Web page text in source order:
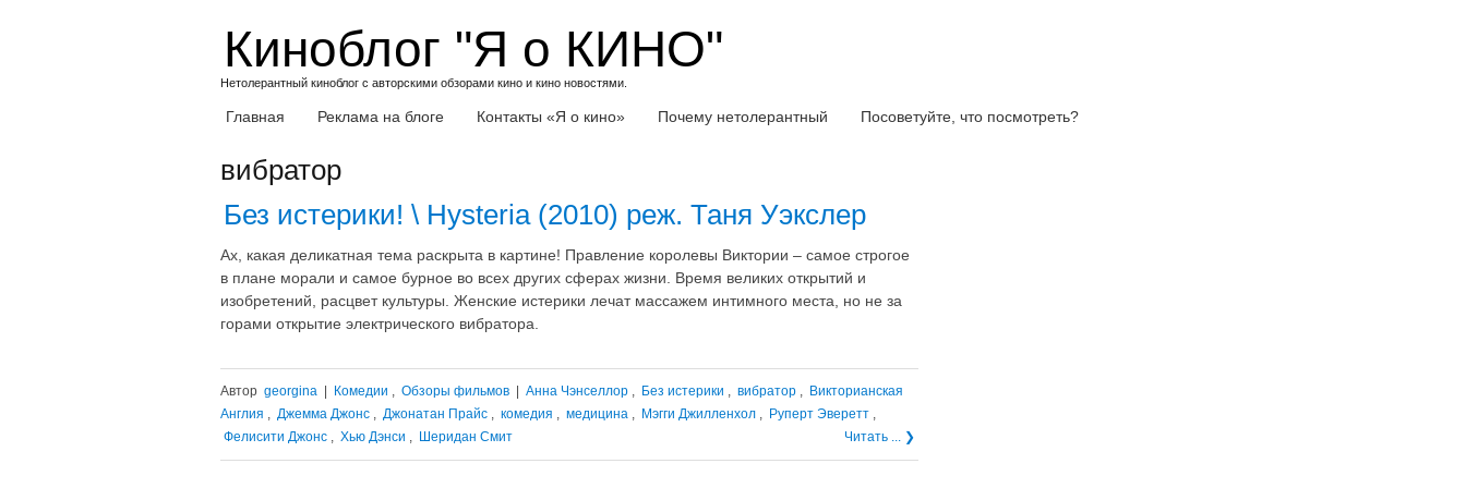
Киноблог "Я о КИНО"
Нетолерантный киноблог с авторскими обзорами кино и кино новостями.
Главная Реклама на блоге Контакты «Я о кино» Почему нетолерантный Посоветуйте, что посмотреть?
вибратор
Без истерики! \ Hysteria (2010) реж. Таня Уэкслер
Ах, какая деликатная тема раскрыта в картине! Правление королевы Виктории – самое строгое
в плане морали и самое бурное во всех других сферах жизни. Время великих открытий и
изобретений, расцвет культуры. Женские истерики лечат массажем интимного места, но не за
горами открытие электрического вибратора.
Автор georgina Комедии , Обзоры фильмов Анна Чэнселлор , Без истерики , вибратор , Викторианская
Англия , Джемма Джонс , Джонатан Прайс , комедия , медицина , Мэгги Джилленхол , Руперт Эверетт ,
Фелисити Джонс , Хью Дэнси , Шеридан Смит Читать ... ❯